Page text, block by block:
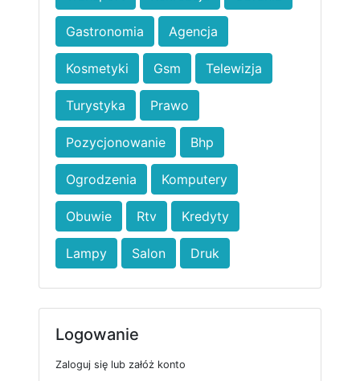
Gastronomia Agencja
Kosmetyki Gsm Telewizja
Turystyka Prawo
Pozycjonowanie Bhp
Ogrodzenia Komputery
Obuwie Rtv Kredyty
Lampy Salon Druk
Logowanie
Zaloguj się lub załóż konto